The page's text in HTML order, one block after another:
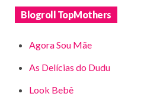
Blogroll TopMothers
Agora Sou Mãe
As Delícias do Dudu
Look Bebê